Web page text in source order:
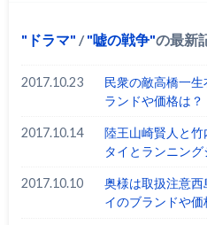
ドラマ / 嘘の戦争 の最新
2017.10.23
民衆の敵高橋一
ランドや価格は？
2017.10.14
陸王山崎賢人と
タイとランニング
2017.10.10
奥様は取扱注意
イのブランドや価